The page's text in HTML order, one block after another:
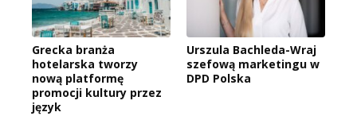
Grecka branża
hotelarska tworzy
nową platformę
promocji kultury przez
język
Urszula Bachleda-Wraj
szefową marketingu w
DPD Polska